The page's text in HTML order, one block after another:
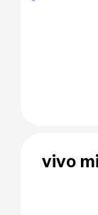
vivo